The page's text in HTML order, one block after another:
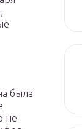
была
не